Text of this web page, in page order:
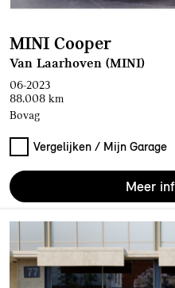
MINI Cooper
Van Laarhoven (MINI)
06-2023
88.008 km
Bovag
Vergelijken / Mijn Garage
Meer